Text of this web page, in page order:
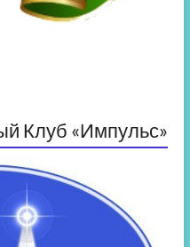
Клуб «Импульс»